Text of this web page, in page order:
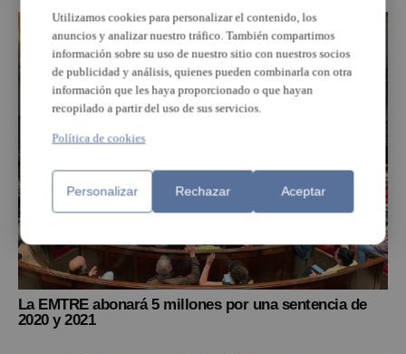
La EMTRE abonará 5 millones por una sentencia de
2020 y 2021
Utilizamos cookies para personalizar el contenido, los
anuncios y analizar nuestro tráfico. También compartimos
información sobre su uso de nuestro sitio con nuestros socios
de publicidad y análisis, quienes pueden combinarla con otra
información que les haya proporcionado o que hayan
recopilado a partir del uso de sus servicios.
Política de cookies
Personalizar Rechazar Aceptar